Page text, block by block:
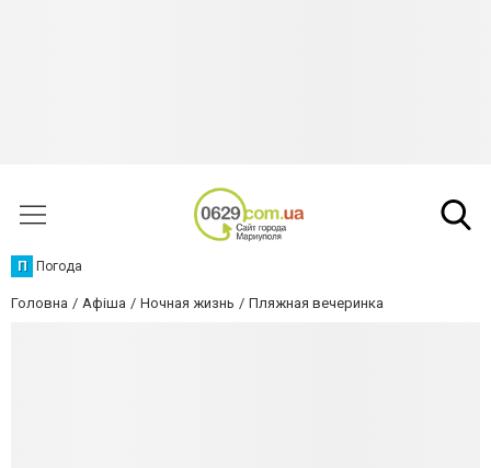
П Погода
Головна Афіша Ночная жизнь Пляжная вечеринка